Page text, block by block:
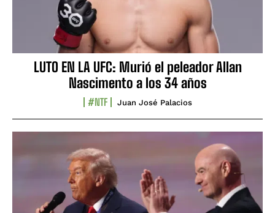
LUTO EN LA UFC: Murió el peleador Allan
Nascimento a los 34 años
#NTF Juan José Palacios